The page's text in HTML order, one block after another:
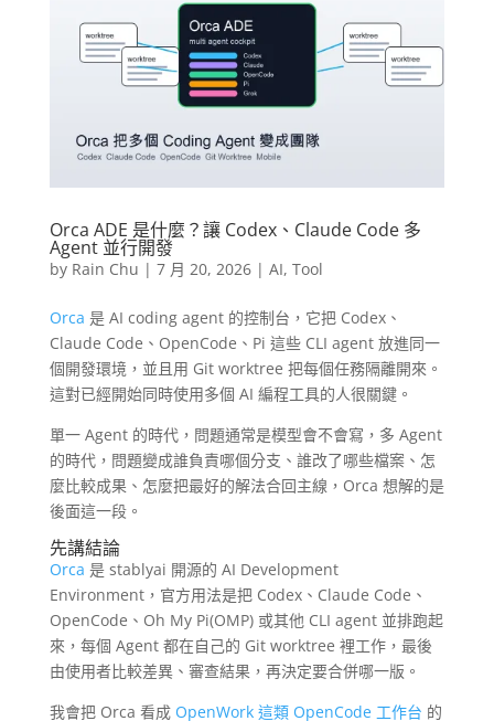
Orca ADE 是什麼？讓 Codex、Claude Code 多
Agent 並行開發
by Rain Chu | 7 月 20, 2026| AI, Tool
Orca 是 AI coding agent 的控制台，它把 Codex、
Claude Code、OpenCode、Pi 這些 CLI agent 放進同一
個開發環境，並且用 Git worktree 把每個任務隔離開來。
這對已經開始同時使用多個 AI 編程工具的人很關鍵。
單一 Agent 的時代，問題通常是模型會不會寫，多 Agent
的時代，問題變成誰負責哪個分支、誰改了哪些檔案、怎
麼比較成果、怎麼把最好的解法合回主線，Orca 想解的是
後面這一段。
先講結論
Orca 是 stablyai 開源的 AI Development
Environment，官方用法是把 Codex、Claude Code、
OpenCode、Oh My Pi(OMP) 或其他 CLI agent 並排跑起
來，每個 Agent 都在自己的 Git worktree 裡工作，最後
由使用者比較差異、審查結果，再決定要合併哪一版。
我會把 Orca 看成 OpenWork 這類 OpenCode 工作台 的